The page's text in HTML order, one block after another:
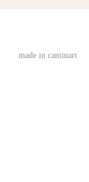
made in cantinart